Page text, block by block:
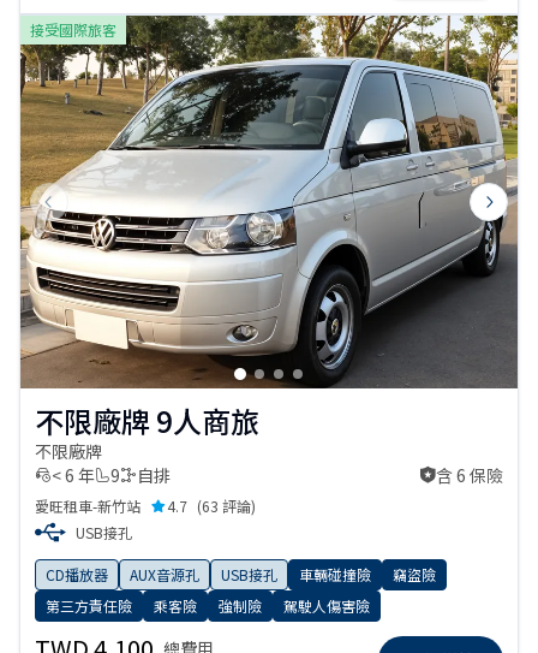
接受國際旅客
Previous slide Next
不限廠牌 9人商旅
不限廠牌
< 6 年
9 自排
含 6 保險 含 6 保險
愛旺租車-新竹站 4.7 (63 評論)
USB接孔
CD播放器 AUX音源孔 USB接孔 車輛碰撞險
竊盜險
第三方責任險
乘客險 強制險 駕駛人傷害險